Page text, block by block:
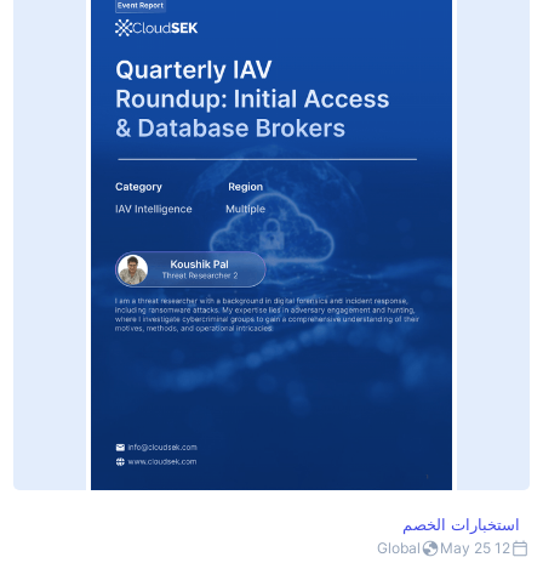
استخبارات الخصم
12 May 25
Global